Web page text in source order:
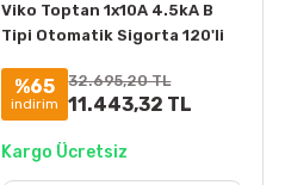
Viko Toptan 1x10A 4.5kA B
Tipi Otomatik Sigorta 120'li
%65
indirim
32.695,20 TL
11.443,32 TL
Kargo Ücretsiz